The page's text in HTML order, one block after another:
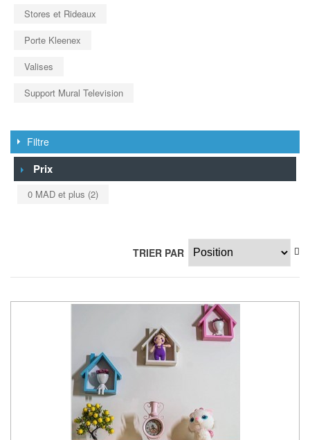
Stores et Rideaux
Porte Kleenex
Valises
Support Mural Television
Filtre
Prix
0 MAD et plus (2)
TRIER PAR